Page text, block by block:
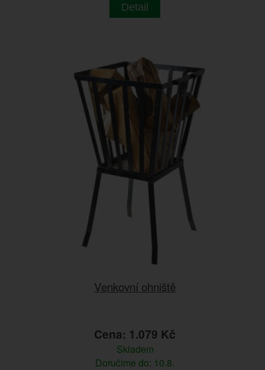
Detail
Venkovní ohniště
Cena: 1.079 Kč
Skladem
Doručíme do: 10.8.